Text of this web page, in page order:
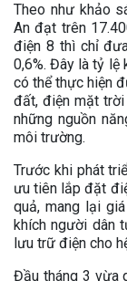
Theo như khảo
An đạt trên
điện 8 thì chỉ
0,6%. Đây là tỷ lệ
có thể thực hiện
đất, điện mặt
những nguồn
môi trường.
Trước khi phát
ưu tiên lắp đặt
quả, mang lại
khích người dân
lưu trữ điện cho
Đầu tháng 3 vừa